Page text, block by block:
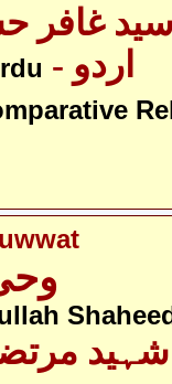
غافر
- اردو